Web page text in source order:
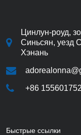
Цинлун-роуд,
Синьсян, уезд
Хэнань
+86
Быстрые ссылки